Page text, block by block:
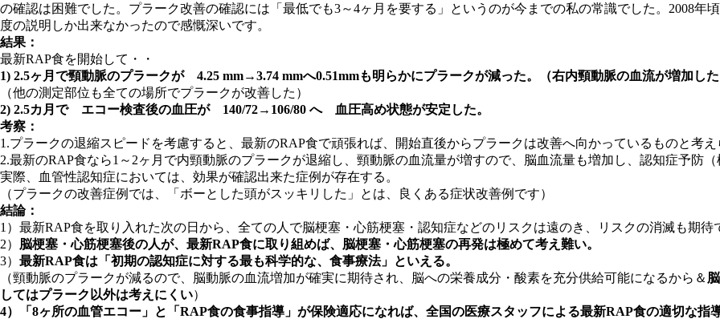
の確認は困難でした。プラーク改善の確認には「最低でも3～4ヶ月を要する」というのが今までの私の常識でした。2008年
度の説明しか出来なかったので感慨深いです。
結果：
最新RAP食を開始して・・
1) 2.5ヶ月で頸動脈のプラークが 4.25 mm→3.74 mmへ0.51mmも明らかにプラークが減った。（右内頸動脈の血流が増加し
（他の測定部位も全ての場所でプラークが改善した）
2) 2.5カ月で エコー検査後の血圧が 140/72→106/80 へ 血圧高め状態が安定した。
考察：
1.プラークの退縮スピードを考慮すると、最新のRAP食で頑張れば、開始直後からプラークは改善へ向かっているものと考
2.最新のRAP食なら1～2ヶ月で内頸動脈のプラークが退縮し、頸動脈の血流量が増すので、脳血流量も増加し、認知症予
実際、血管性認知症においては、効果が確認出来た症例が存在する。
（プラークの改善症例では、「ボーとした頭がスッキリした」とは、良くある症状改善例です）
結論：
1）最新RAP食を取り入れた次の日から、全ての人で脳梗塞・心筋梗塞・認知症などのリスクは遠のき、リスクの消滅も期待
2） 脳梗塞・心筋梗塞後の人が、最新RAP食に取り組めば、脳梗塞・心筋梗塞の再発は極めて考え難い。
3） 最新RAP食は 「初期の認知症に対する最も科学的な、食事療法」 といえる。
（頸動脈のプラークが減るので、脳動脈の血流増加が確実に期待され、脳への栄養成分・酸素を充分供給可能になるから＆
してはプラーク以外は考えにくい）
4）「8ヶ所の血管エコー」と「RAP食の食事指導」が保険適応になれば、全国の医療スタッフによる最新RAP食の適切な